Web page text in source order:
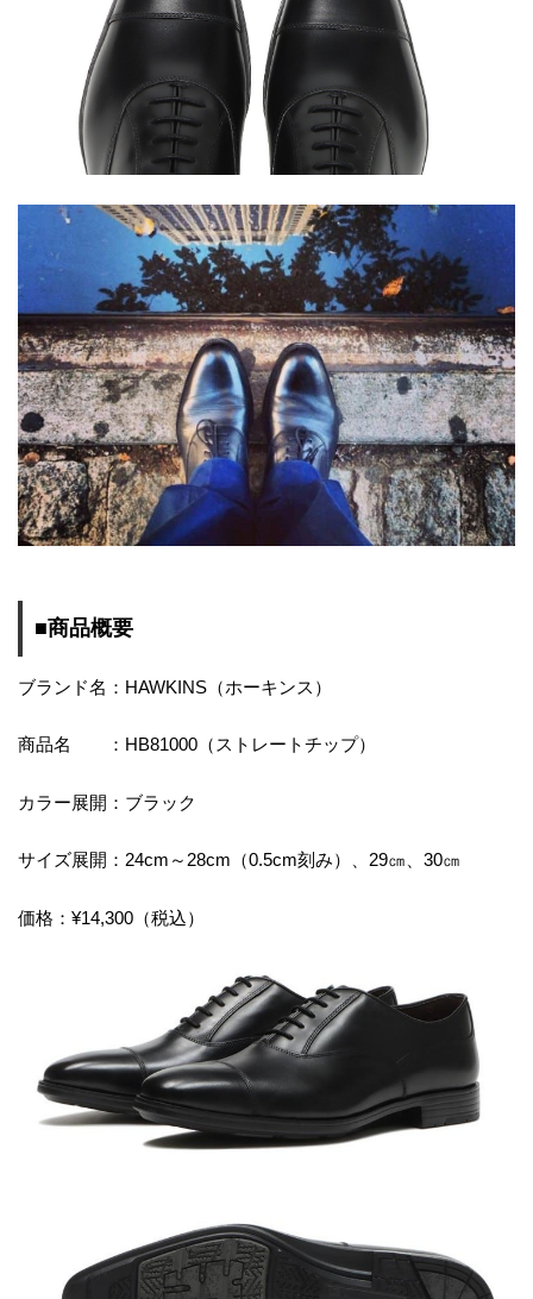
■商品概要
ブランド名：HAWKINS（ホーキンス）
商品名 ：HB81000（ストレートチップ）
カラー展開：ブラック
サイズ展開：24cm～28cm（0.5cm刻み）、29㎝、30㎝
価格：¥14,300（税込）